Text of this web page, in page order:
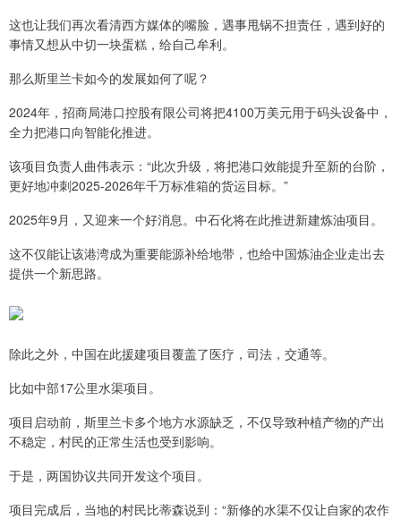
这也让我们再次看清西方媒体的嘴脸，遇事甩锅不担责任，遇到好的
事情又想从中切一块蛋糕，给自己牟利。
那么斯里兰卡如今的发展如何了呢？
2024年，招商局港口控股有限公司将把4100万美元用于码头设备中，
全力把港口向智能化推进。
该项目负责人曲伟表示：“此次升级，将把港口效能提升至新的台阶，
更好地冲刺2025-2026年千万标准箱的货运目标。”
2025年9月，又迎来一个好消息。中石化将在此推进新建炼油项目。
这不仅能让该港湾成为重要能源补给地带，也给中国炼油企业走出去
提供一个新思路。
除此之外，中国在此援建项目覆盖了医疗，司法，交通等。
比如中部17公里水渠项目。
项目启动前，斯里兰卡多个地方水源缺乏，不仅导致种植产物的产出
不稳定，村民的正常生活也受到影响。
于是，两国协议共同开发这个项目。
项目完成后，当地的村民比蒂森说到：“新修的水渠不仅让自家的农作